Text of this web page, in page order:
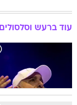
עוד ברעש וסלסולים